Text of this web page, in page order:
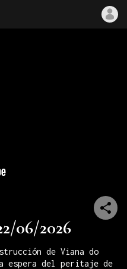
06/2026
de Viana do
espera del peritaje de